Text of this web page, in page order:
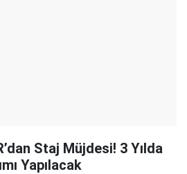
Staj Müjdesi! 3 Yılda
Yapılacak